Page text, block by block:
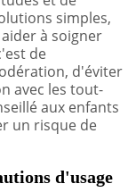
simples,
à soigner
de
d'éviter
avec les tout-
aux enfants
un risque de
d'usage